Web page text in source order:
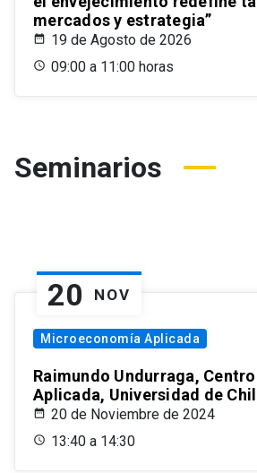
mercados y estrategia”
19 de Agosto de 2026
09:00 a 11:00 horas
Seminarios
20 NOV
Microeconomía Aplicada
Raimundo Undurraga,
Aplicada, Universidad de
20 de Noviembre de 2024
13:40 a 14:30